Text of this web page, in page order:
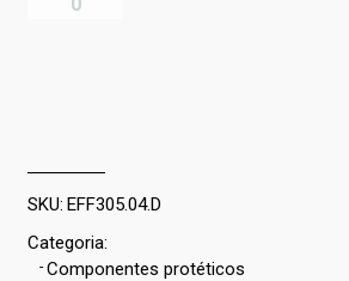
SKU: EFF305.04.D
Categoria:
-Componentes protéticos